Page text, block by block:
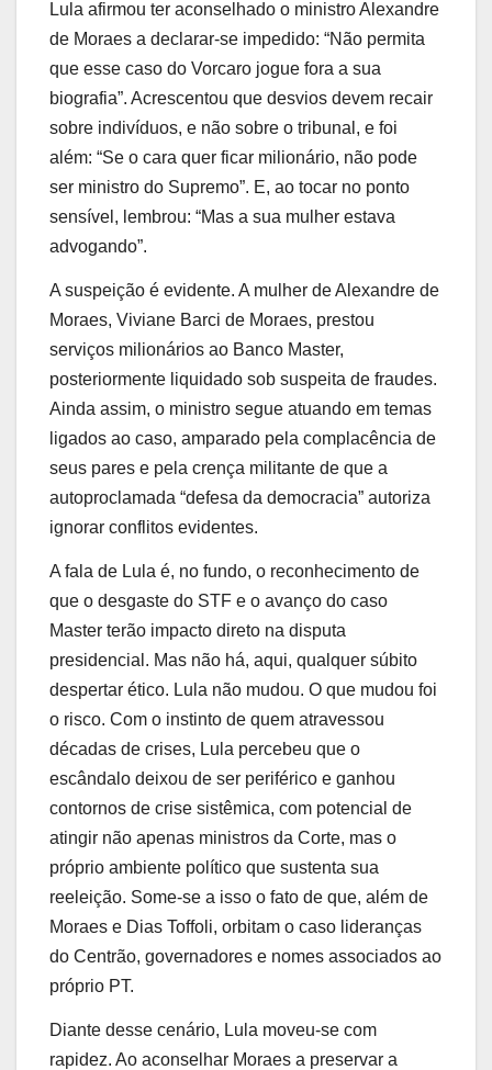
Lula afirmou ter aconselhado o ministro Alexandre
de Moraes a declarar-se impedido: “Não permita
que esse caso do Vorcaro jogue fora a sua
biografia”. Acrescentou que desvios devem recair
sobre indivíduos, e não sobre o tribunal, e foi
além: “Se o cara quer ficar milionário, não pode
ser ministro do Supremo”. E, ao tocar no ponto
sensível, lembrou: “Mas a sua mulher estava
advogando”.
A suspeição é evidente. A mulher de Alexandre de
Moraes, Viviane Barci de Moraes, prestou
serviços milionários ao Banco Master,
posteriormente liquidado sob suspeita de fraudes.
Ainda assim, o ministro segue atuando em temas
ligados ao caso, amparado pela complacência de
seus pares e pela crença militante de que a
autoproclamada “defesa da democracia” autoriza
ignorar conflitos evidentes.
A fala de Lula é, no fundo, o reconhecimento de
que o desgaste do STF e o avanço do caso
Master terão impacto direto na disputa
presidencial. Mas não há, aqui, qualquer súbito
despertar ético. Lula não mudou. O que mudou foi
o risco. Com o instinto de quem atravessou
décadas de crises, Lula percebeu que o
escândalo deixou de ser periférico e ganhou
contornos de crise sistêmica, com potencial de
atingir não apenas ministros da Corte, mas o
próprio ambiente político que sustenta sua
reeleição. Some-se a isso o fato de que, além de
Moraes e Dias Toffoli, orbitam o caso lideranças
do Centrão, governadores e nomes associados ao
próprio PT.
Diante desse cenário, Lula moveu-se com
rapidez. Ao aconselhar Moraes a preservar a